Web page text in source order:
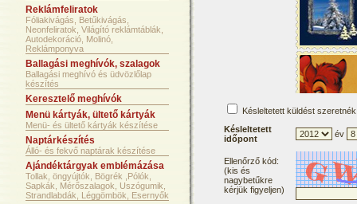
Reklámfeliratok
Fóliakivágás, Betűkivágás,
Neonfeliratok, Világító reklámtáblák,
Autodekoráció, Molinó,
Reklámponyva
Ballagási meghívók, szalagok
Ballagási meghívó és üdvözlőlap
készítés
Keresztelő meghívók
Menü kártyák, ültető kártyák
Menü- és ültető kártyák készítése
Naptárkészítés
Álló- és fekvő naptárak készítése
Ajándéktárgyak emblémázása
Tollak, öngyújtók, Bögrék ,Pólók,
Sapkák, Mérőszalagok, Uszógumik,
Strandlabdák, Léggömbök, Esernyők
Késleltetett küldést szeretnék
Késleltetett
időpont
év
Ellenőrző kód:
(kis és
nagybetűkre
kérjük figyeljen)